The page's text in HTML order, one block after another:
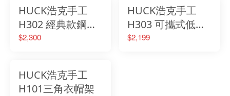
HUCK浩克手工
H302 經典款鋼鐵
盔架 - 無風扇
$2,300
HUCK浩克手工
H303 可攜式低底
盤鋼鐵盔架
$2,199
HUCK浩克手工
H101三角衣帽架